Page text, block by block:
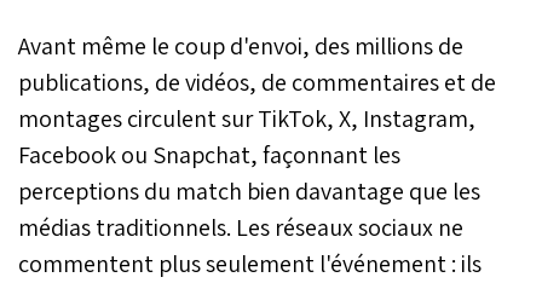
Avant même le coup d'envoi, des millions de
publications, de vidéos, de commentaires et de
montages circulent sur TikTok, X, Instagram,
Facebook ou Snapchat, façonnant les
perceptions du match bien davantage que les
médias traditionnels. Les réseaux sociaux ne
commentent plus seulement l'événement : ils